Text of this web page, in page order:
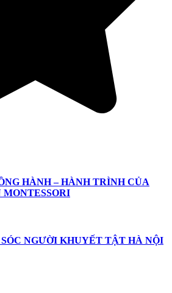
HÀNH – HÀNH TRÌNH CỦA
NGƯỜI KHUYẾT TẬT HÀ NỘI